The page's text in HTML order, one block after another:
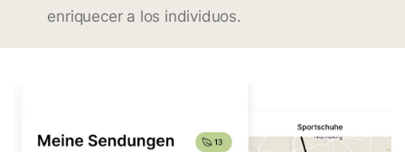
enriquecer a los individuos.